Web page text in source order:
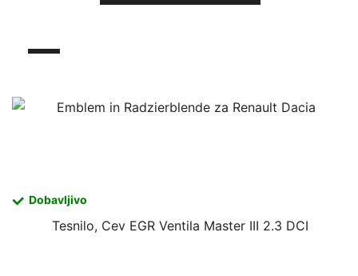
Dobavljivo
Tesnilo, Cev EGR Ventila Master III 2.3 DCI